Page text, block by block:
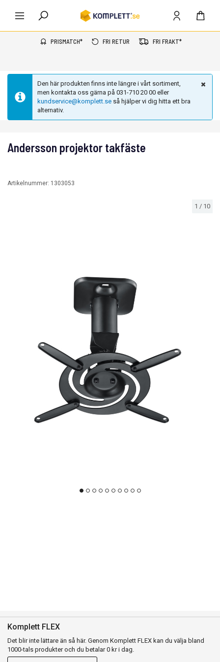
PRISMATCH* FRI RETUR FRI FRAKT*
Den här produkten finns inte längre i vårt sortiment,
men kontakta oss gärna på 031-710 20 00 eller
kundservice@komplett.se så hjälper vi dig hitta ett bra
alternativ.
1 / 10
Andersson projektor takfäste
Artikelnummer: 1303053
Komplett FLEX
Det blir inte lättare än så här. Genom Komplett FLEX kan du välja bland
1000-tals produkter och du betalar 0 kr i dag.